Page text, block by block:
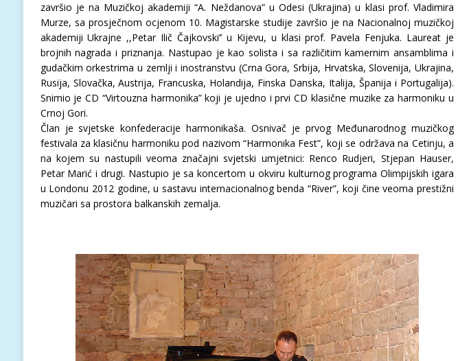
završio je na Muzičkoj akademiji “A. Neždanova” u Odesi (Ukrajina) u klasi prof. Vladimira
Murze, sa prosječnom ocjenom 10. Magistarske studije završio je na Nacionalnoj muzičkoj
akademiji Ukrajne ,,Petar Ilič Čajkovski’’ u Kijevu, u klasi prof. Pavela Fenjuka. Laureat je
brojnih nagrada i priznanja. Nastupao je kao solista i sa različitim kamernim ansamblima i
gudačkim orkestrima u zemlji i inostranstvu (Crna Gora, Srbija, Hrvatska, Slovenija, Ukrajina,
Rusija, Slovačka, Austrija, Francuska, Holandija, Finska Danska, Italija, Španija i Portugalija).
Snimio je CD “Virtouzna harmonika” koji je ujedno i prvi CD klasične muzike za harmoniku u
Crnoj Gori.
Član je svjetske konfederacije harmonikaša. Osnivač je prvog Međunarodnog muzičkog
festivala za klasičnu harmoniku pod nazivom “Harmonika Fest”, koji se održava na Cetinju, a
na kojem su nastupili veoma značajni svjetski umjetnici: Renco Rudjeri, Stjepan Hauser,
Petar Marić i drugi. Nastupio je sa koncertom u okviru kulturnog programa Olimpijskih igara
u Londonu 2012 godine, u sastavu internacionalnog benda “River”, koji čine veoma prestižni
muzičari sa prostora balkanskih zemalja.